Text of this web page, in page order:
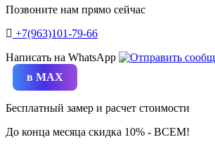
Позвоните нам прямо сейчас
+7(963)101-79-66
Написать на WhatsApp
в MAX
Бесплатный замер и расчет стоимости
До конца месяца скидка 10% - ВСЕМ!